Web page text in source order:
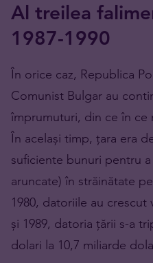
Al treilea
1987-1990
În orice caz, Republica
Comunist Bulgar au
împrumuturi, din ce în ce
În același timp, țara era
suficiente bunuri pentru
aruncate) în străinătate
1980, datoriile au
și 1989, datoria țării s-a
dolari la 10,7 miliarde